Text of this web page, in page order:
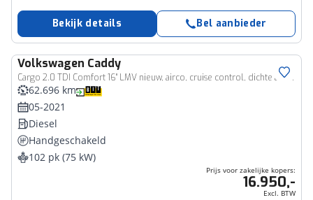
Bekijk details Bel aanbieder
Volkswagen Caddy
Cargo 2.0 TDI Comfort 16" LMV nieuw, airco, cruise control, dichte achterdeuren, parkeersensoren, multifunctioneel stuurwiel, app connect, navigatie, armleuning, dealeronderhouden, elektrisch verstelbare spiegels,
Bedrijfswagen
62.696 km
05-2021
Diesel
Handgeschakeld
102 pk (75 kW)
Prijs voor zakelijke kopers:
16.950,-
Excl. BTW